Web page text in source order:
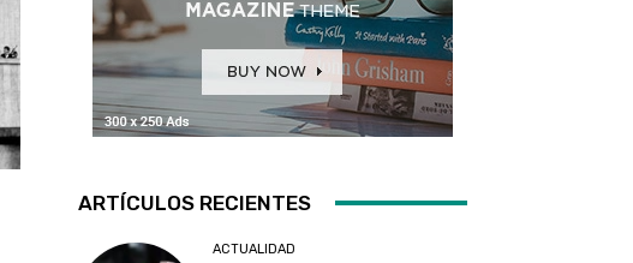
ARTÍCULOS RECIENTES
ACTUALIDAD